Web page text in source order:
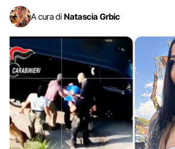
A cura di Natascia Grbic